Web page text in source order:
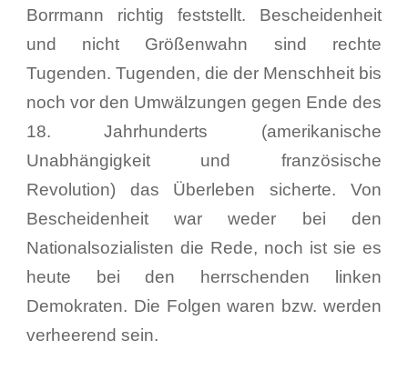
Borrmann richtig feststellt. Bescheidenheit
und nicht Größenwahn sind rechte
Tugenden. Tugenden, die der Menschheit bis
noch vor den Umwälzungen gegen Ende des
18. Jahrhunderts (amerikanische
Unabhängigkeit und französische
Revolution) das Überleben sicherte. Von
Bescheidenheit war weder bei den
Nationalsozialisten die Rede, noch ist sie es
heute bei den herrschenden linken
Demokraten. Die Folgen waren bzw. werden
verheerend sein.